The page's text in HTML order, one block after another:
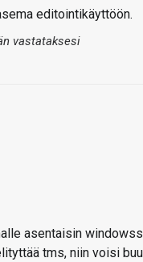
editointikäyttöön.
vastataksesi
asentaisin
tms, niin voisi